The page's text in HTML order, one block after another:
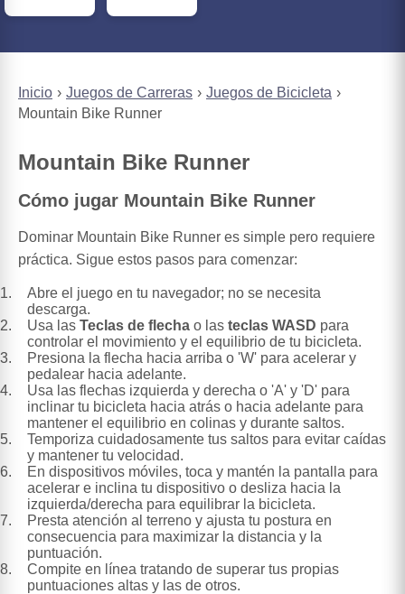
Inicio Juegos de Carreras
Juegos de Bicicleta
Mountain Bike Runner
Mountain Bike Runner
Cómo jugar Mountain Bike Runner
Dominar Mountain Bike Runner es simple pero requiere
práctica. Sigue estos pasos para comenzar:
Abre el juego en tu navegador; no se necesita
descarga.
Usa las Teclas de flecha o las teclas WASD para
controlar el movimiento y el equilibrio de tu bicicleta.
Presiona la flecha hacia arriba o 'W' para acelerar y
pedalear hacia adelante.
Usa las flechas izquierda y derecha o 'A' y 'D' para
inclinar tu bicicleta hacia atrás o hacia adelante para
mantener el equilibrio en colinas y durante saltos.
Temporiza cuidadosamente tus saltos para evitar caídas
y mantener tu velocidad.
En dispositivos móviles, toca y mantén la pantalla para
acelerar e inclina tu dispositivo o desliza hacia la
izquierda/derecha para equilibrar la bicicleta.
Presta atención al terreno y ajusta tu postura en
consecuencia para maximizar la distancia y la
puntuación.
Compite en línea tratando de superar tus propias
puntuaciones altas y las de otros.